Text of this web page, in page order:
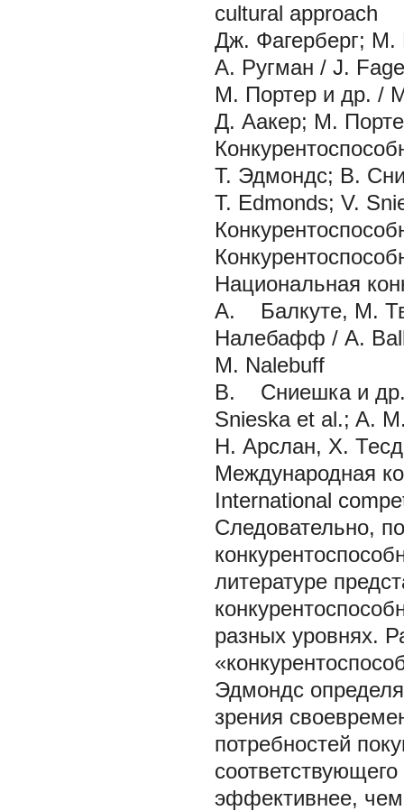
cultural approach
Дж. Фагерберг; М.
А. Ругман / J.
М. Портер и др. /
Д. Аакер; М.
Т. Эдмондс; В.
Т. Edmonds; V.
Национальная
А. Балкуте, М.
Налебафф / А.
M. Nalebuff
В. Сниешка и
Snieska et al.; A.
Н. Арслан, Х.
Международная
International
Следовательно,
литературе
разных уровнях.
Эдмондс
зрения
потребностей
эффективнее,